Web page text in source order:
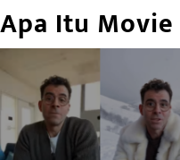
Apa Itu Movie